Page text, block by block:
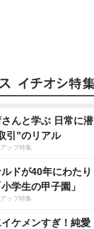
んと学ぶ 日常に潜
引”のリアル
ップ特集
ドが40年にわたり
学生の甲子園」
ップ特集
ケメンすぎ！純愛